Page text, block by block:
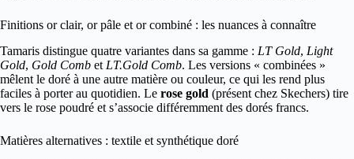
Finitions or clair, or pâle et or combiné : les nuances à connaître
Tamaris distingue quatre variantes dans sa gamme : LT Gold, Light
Gold, Gold Comb et LT.Gold Comb. Les versions « combinées »
mêlent le doré à une autre matière ou couleur, ce qui les rend plus
faciles à porter au quotidien. Le rose gold (présent chez Skechers) tire
vers le rose poudré et s’associe différemment des dorés francs.
Matières alternatives : textile et synthétique doré